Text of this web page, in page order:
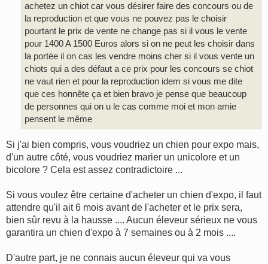
achetez un chiot car vous désirer faire des concours ou de
la reproduction et que vous ne pouvez pas le choisir
pourtant le prix de vente ne change pas si il vous le vente
pour 1400 A 1500 Euros alors si on ne peut les choisir dans
la portée il on cas les vendre moins cher si il vous vente un
chiots qui a des défaut a ce prix pour les concours se chiot
ne vaut rien et pour la reproduction idem si vous me dite
que ces honnête ça et bien bravo je pense que beaucoup
de personnes qui on u le cas comme moi et mon amie
pensent le même
Si j'ai bien compris, vous voudriez un chien pour expo mais,
d'un autre côté, vous voudriez marier un unicolore et un
bicolore ? Cela est assez contradictoire ...
Si vous voulez être certaine d'acheter un chien d'expo, il faut
attendre qu'il ait 6 mois avant de l'acheter et le prix sera,
bien sûr revu à la hausse .... Aucun éleveur sérieux ne vous
garantira un chien d'expo à 7 semaines ou à 2 mois ....
D'autre part, je ne connais aucun éleveur qui va vous